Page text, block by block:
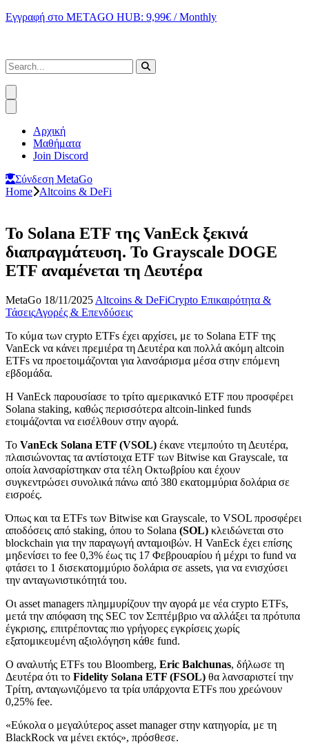
Εγγραφή στο METAGO HUB: 9,99€ / Monthly
Αρχική
Μαθήματα
Join Discord
Σύνδεση MetaGo
Home
Altcoins & DeFi
Το Solana ETF της VanEck ξεκινά
διαπραγμάτευση. Το Grayscale DOGE
ETF αναμένεται τη Δευτέρα
MetaGo 18/11/2025 Altcoins & DeFiCrypto Επικαιρότητα &
ΤάσειςΑγορές & Επενδύσεις
Το κύμα των crypto ETFs έχει αρχίσει, με το Solana ETF της
VanEck να κάνει πρεμιέρα τη Δευτέρα και πολλά ακόμη altcoin
ETFs να προετοιμάζονται για λανσάρισμα μέσα στην επόμενη
εβδομάδα.
Η VanEck παρουσίασε το τρίτο αμερικανικό ETF που προσφέρει
Solana staking, καθώς περισσότερα altcoin-linked funds
ετοιμάζονται να εισέλθουν στην αγορά.
Το VanEck Solana ETF (VSOL) έκανε ντεμπούτο τη Δευτέρα,
πλαισιώνοντας τα αντίστοιχα ETF των Bitwise και Grayscale, τα
οποία λανσαρίστηκαν στα τέλη Οκτωβρίου και έχουν
συγκεντρώσει συνολικά πάνω από 380 εκατομμύρια δολάρια σε
εισροές.
Όπως και τα ETFs των Bitwise και Grayscale, το VSOL προσφέρει
αποδόσεις από staking, όπου το Solana (SOL) κλειδώνεται στο
blockchain για την παραγωγή ανταμοιβών. Η VanEck έχει επίσης
μηδενίσει το fee 0,3% έως τις 17 Φεβρουαρίου ή μέχρι το fund να
φτάσει το 1 δισεκατομμύριο δολάρια σε assets, για να ενισχύσει
την ανταγωνιστικότητά του.
Οι asset managers πλημμυρίζουν την αγορά με νέα crypto ETFs,
μετά την απόφαση της SEC τον Σεπτέμβριο να αλλάξει τα πρότυπα
έγκρισης, επιτρέποντας πιο γρήγορες εγκρίσεις χωρίς
εξατομικευμένη αξιολόγηση κάθε fund.
Ο αναλυτής ETFs του Bloomberg, Eric Balchunas, δήλωσε τη
Δευτέρα ότι το Fidelity Solana ETF (FSOL) θα λανσαριστεί την
Τρίτη, ανταγωνιζόμενο τα τρία υπάρχοντα ETFs που χρεώνουν
0,25% fee.
«Εύκολα ο μεγαλύτερος asset manager στην κατηγορία, με τη
BlackRock να μένει εκτός», πρόσθεσε.